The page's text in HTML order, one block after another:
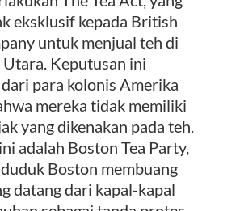
eksklusif kepada British
untuk menjual teh di
Keputusan ini
para kolonis Amerika
mereka tidak memiliki
yang dikenakan pada teh.
adalah Boston Tea Party,
Boston membuang
datang dari kapal-kapal